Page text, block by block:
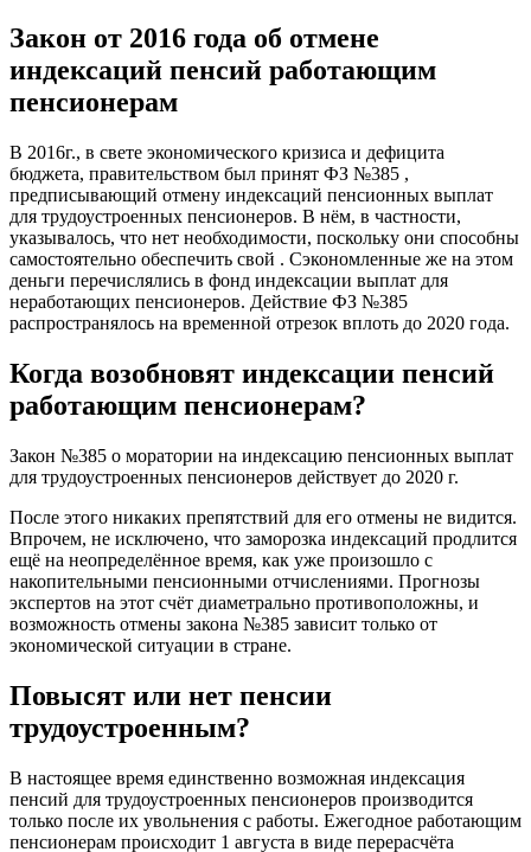
Закон от 2016 года об отмене
индексаций пенсий работающим
пенсионерам
В 2016г., в свете экономического кризиса и дефицита
бюджета, правительством был принят ФЗ №385 ,
предписывающий отмену индексаций пенсионных выплат
для трудоустроенных пенсионеров. В нём, в частности,
указывалось, что нет необходимости, поскольку они способны
самостоятельно обеспечить свой . Сэкономленные же на этом
деньги перечислялись в фонд индексации выплат для
неработающих пенсионеров. Действие ФЗ №385
распространялось на временной отрезок вплоть до 2020 года.
Когда возобновят индексации пенсий
работающим пенсионерам?
Закон №385 о моратории на индексацию пенсионных выплат
для трудоустроенных пенсионеров действует до 2020 г.
После этого никаких препятствий для его отмены не видится.
Впрочем, не исключено, что заморозка индексаций продлится
ещё на неопределённое время, как уже произошло с
накопительными пенсионными отчислениями. Прогнозы
экспертов на этот счёт диаметрально противоположны, и
возможность отмены закона №385 зависит только от
экономической ситуации в стране.
Повысят или нет пенсии
трудоустроенным?
В настоящее время единственно возможная индексация
пенсий для трудоустроенных пенсионеров производится
только после их увольнения с работы. Ежегодное работающим
пенсионерам происходит 1 августа в виде перерасчёта